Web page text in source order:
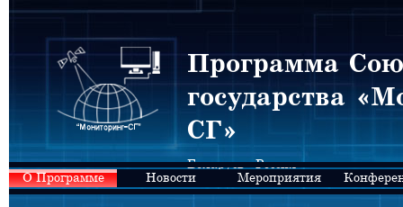
Программа
государства
СГ»
Беларусь - Россия
О Программе
Новости Мероприятия